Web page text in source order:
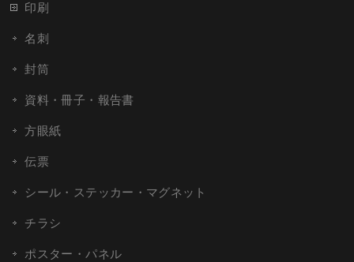
印刷
名刺
封筒
資料・冊子・報告書
方眼紙
伝票
シール・ステッカー・マグネット
チラシ
ポスター・パネル